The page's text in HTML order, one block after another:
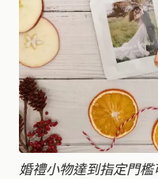
婚禮小物達到指定門